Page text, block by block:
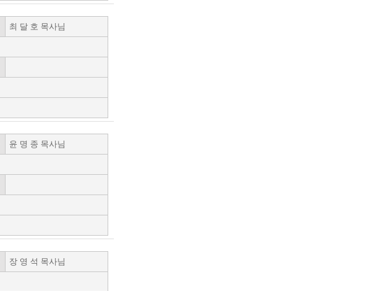
최 달 호 목사님
윤 명 종 목사님
장 영 석 목사님